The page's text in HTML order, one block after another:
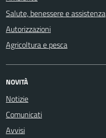
Salute, benessere e assistenza
Autorizzazioni
Agricoltura e pesca
NOVITÀ
Notizie
Comunicati
Avvisi